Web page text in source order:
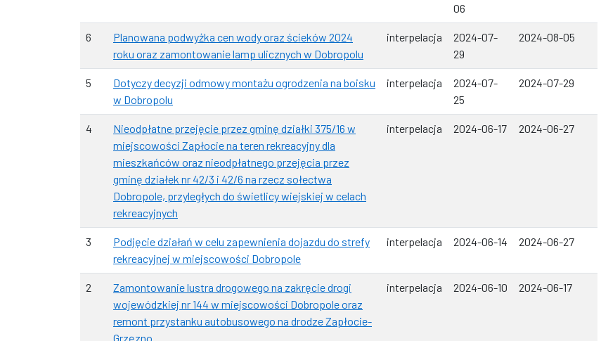
06
6
Planowana podwyżka cen wody oraz ścieków 2024
roku oraz zamontowanie lamp ulicznych w Dobropolu
interpelacja
2024-07-
29
2024-08-05
5
Dotyczy decyzji odmowy montażu ogrodzenia na boisku
w Dobropolu
interpelacja
2024-07-
25
2024-07-29
4
Nieodpłatne przejęcie przez gminę działki 375/16 w
miejscowości Zapłocie na teren rekreacyjny dla
mieszkańców oraz nieodpłatnego przejęcia przez
gminę działek nr 42/3 i 42/6 na rzecz sołectwa
Dobropole, przyległych do świetlicy wiejskiej w celach
rekreacyjnych
interpelacja 2024-06-17 2024-06-27
3
Podjęcie działań w celu zapewnienia dojazdu do strefy
rekreacyjnej w miejscowości Dobropole
interpelacja 2024-06-14 2024-06-27
2
Zamontowanie lustra drogowego na zakręcie drogi
wojewódzkiej nr 144 w miejscowości Dobropole oraz
remont przystanku autobusowego na drodze Zapłocie-
Grzęzno
interpelacja 2024-06-10 2024-06-17